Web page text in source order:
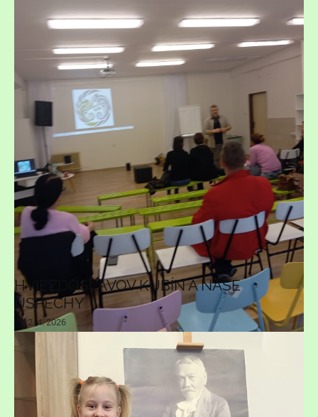
HVIEZDOSLAVOV KUBÍN A NAŠE
ÚSPECHY
2. 4. 2026